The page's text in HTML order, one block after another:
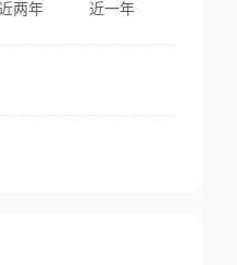
两年 近一年